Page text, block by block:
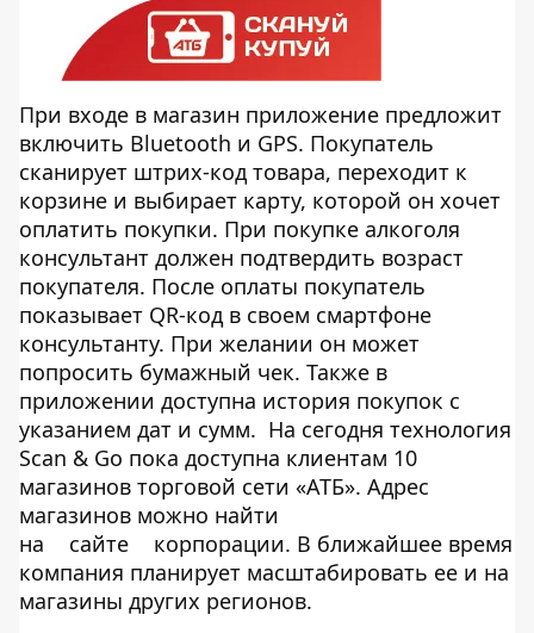
При входе в магазин приложение предложит
включить Bluetooth и GPS. Покупатель
сканирует штрих-код товара, переходит к
корзине и выбирает карту, которой он хочет
оплатить покупки. При покупке алкоголя
консультант должен подтвердить возраст
покупателя. После оплаты покупатель
показывает QR-код в своем смартфоне
консультанту. При желании он может
попросить бумажный чек. Также в
приложении доступна история покупок с
указанием дат и сумм. На сегодня технология
Scan & Go пока доступна клиентам 10
магазинов торговой сети «АТБ». Адрес
магазинов можно найти
на
сайте
корпорации. В ближайшее время
компания планирует масштабировать ее и на
магазины других регионов.